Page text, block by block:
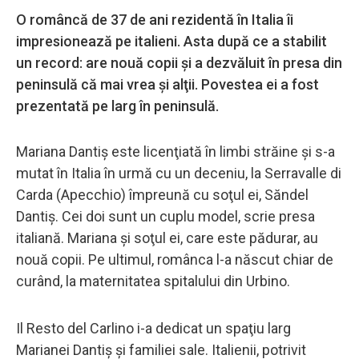
O româncă de 37 de ani rezidentă în Italia îi
impresionează pe italieni. Asta după ce a stabilit
un record: are nouă copii şi a dezvăluit în presa din
peninsulă că mai vrea şi alţii. Povestea ei a fost
prezentată pe larg în peninsulă.
Mariana Dantiş este licenţiată în limbi străine şi s-a
mutat în Italia în urmă cu un deceniu, la Serravalle di
Carda (Apecchio) împreună cu soţul ei, Săndel
Dantiş. Cei doi sunt un cuplu model, scrie presa
italiană. Mariana şi soţul ei, care este pădurar, au
nouă copii. Pe ultimul, românca l-a născut chiar de
curând, la maternitatea spitalului din Urbino.
Il Resto del Carlino i-a dedicat un spaţiu larg
Marianei Dantiş şi familiei sale. Italienii, potrivit